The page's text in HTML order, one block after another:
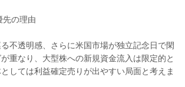
の理由
不透明感、さらに米国市場が独立記念日で閑
重なり、大型株への新規資金流入は限定的と
しては利益確定売りが出やすい局面と考えま